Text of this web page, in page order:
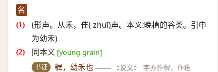
名
(形声。从禾，隹( zhuī)声。本义:晚植的谷类。引申
为幼禾)
同本义 [young grain]
书证 稺，幼禾也 —— 《说文》 字亦作穉，作稚